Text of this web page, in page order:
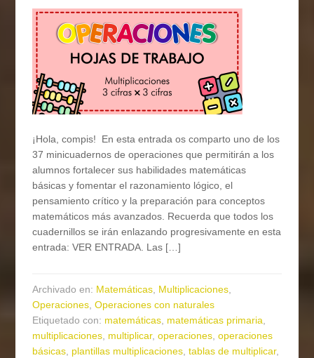
¡Hola, compis! En esta entrada os comparto uno de los
37 minicuadernos de operaciones que permitirán a los
alumnos fortalecer sus habilidades matemáticas
básicas y fomentar el razonamiento lógico, el
pensamiento crítico y la preparación para conceptos
matemáticos más avanzados. Recuerda que todos los
cuadernillos se irán enlazando progresivamente en esta
entrada: VER ENTRADA. Las […]
Archivado en: Matemáticas, Multiplicaciones,
Operaciones,Operaciones con naturales
Etiquetado con: matemáticas, matemáticas primaria,
multiplicaciones, multiplicar,operaciones,operaciones
básicas, plantillas multiplicaciones,tablas de multiplicar,